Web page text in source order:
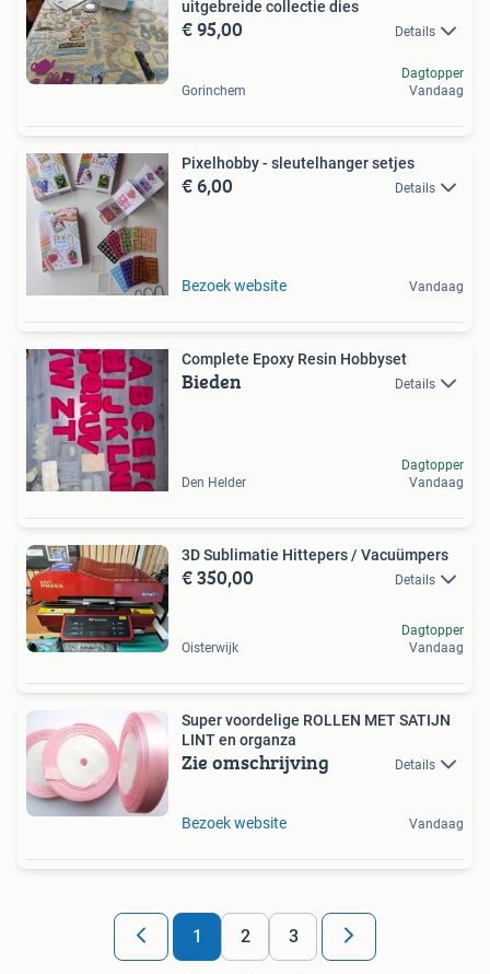
uitgebreide collectie dies
€ 95,00 Details
Gorinchem
Dagtopper
Vandaag
Pixelhobby - sleutelhanger setjes
€ 6,00 Details
Bezoek website Vandaag
Complete Epoxy Resin Hobbyset
Bieden Details
Den Helder
Dagtopper
Vandaag
3D Sublimatie Hittepers / Vacuümpers
€ 350,00 Details
Oisterwijk
Dagtopper
Vandaag
Super voordelige ROLLEN MET SATIJN
LINT en organza
Zie omschrijving Details
Bezoek website Vandaag
1 2 3